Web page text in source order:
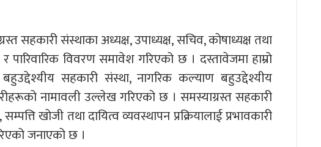
सहकारी संस्थाका अध्यक्ष, उपाध्यक्ष, सचिव, कोषाध्यक्ष तथा
विवरण समावेश गरिएको छ । दस्तावेजमा हाम्रो
सहकारी संस्था, नागरिक कल्याण बहुउद्देश्यीय
नामावली उल्लेख गरिएको छ । समस्याग्रस्त सहकारी
खोजी तथा दायित्व व्यवस्थापन प्रक्रियालाई प्रभावकारी
जनाएको छ ।